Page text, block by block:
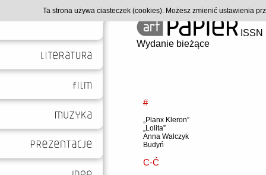
Wydanie bieżące
#
„Planx Kleron”
„Lolita”
Anna Walczyk
Budyń
C-Ć
Ta strona używa ciasteczek (cookies). Możesz zmienić ustawienia